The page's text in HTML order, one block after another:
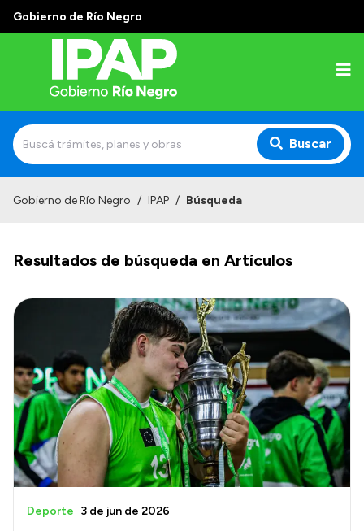
Gobierno de Río Negro
Buscar
El IPAP
Autoridades
Docentes y Capacitadores
Delegaciones
Normativa
Accesos directos
SIU GUARANÍ
Gobierno de Río Negro / IPAP / Búsqueda
Resultados de búsqueda en Artículos
Deporte 3 de jun de 2026